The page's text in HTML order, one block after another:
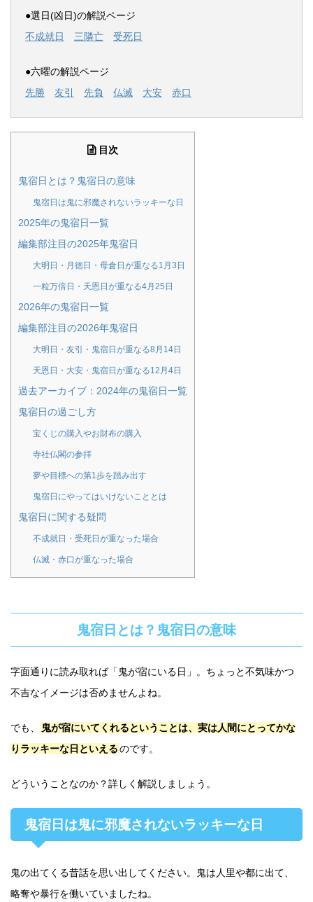
●選日(凶日)の解説ページ
不成就日
三隣亡 受死日
●六曜の解説ページ
先勝
友引 先負 仏滅 大安 赤口
目次
鬼宿日とは？鬼宿日の意味
鬼宿日は鬼に邪魔されないラッキーな日
2025年の鬼宿日一覧
編集部注目の2025年鬼宿日
大明日・月徳日・母倉日が重なる1月3日
一粒万倍日・天恩日が重なる4月25日
2026年の鬼宿日一覧
編集部注目の2026年鬼宿日
大明日・友引・鬼宿日が重なる8月14日
天恩日・大安・鬼宿日が重なる12月4日
過去アーカイブ：2024年の鬼宿日一覧
鬼宿日の過ごし方
宝くじの購入やお財布の購入
寺社仏閣の参拝
夢や目標への第1歩を踏み出す
鬼宿日にやってはいけないこととは
鬼宿日に関する疑問
不成就日・受死日が重なった場合
仏滅・赤口が重なった場合
鬼宿日とは？鬼宿日の意味
字面通りに読み取れば「鬼が宿にいる日」。ちょっと不気味かつ
不吉なイメージは否めませんよね。
でも、
鬼が宿にいてくれるということは、実は人間にとってかな
りラッキーな日といえるのです。
どういうことなのか？詳しく解説しましょう。
鬼宿日は鬼に邪魔されないラッキーな日
鬼の出てくる昔話を思い出してください。鬼は人里や都に出て、
略奪や暴行を働いていましたね。